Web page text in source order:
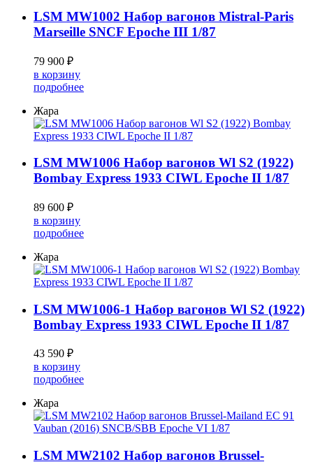
LSM MW1002 Набор вагонов Mistral-Paris
Marseille SNCF Epoche III 1/87
79 900 ₽
в корзину
подробнее
Жара
LSM MW1006 Набор вагонов Wl S2 (1922)
Bombay Express 1933 CIWL Epoche II 1/87
89 600 ₽
в корзину
подробнее
Жара
LSM MW1006-1 Набор вагонов Wl S2 (1922)
Bombay Express 1933 CIWL Epoche II 1/87
43 590 ₽
в корзину
подробнее
Жара
LSM MW2102 Набор вагонов Brussel-